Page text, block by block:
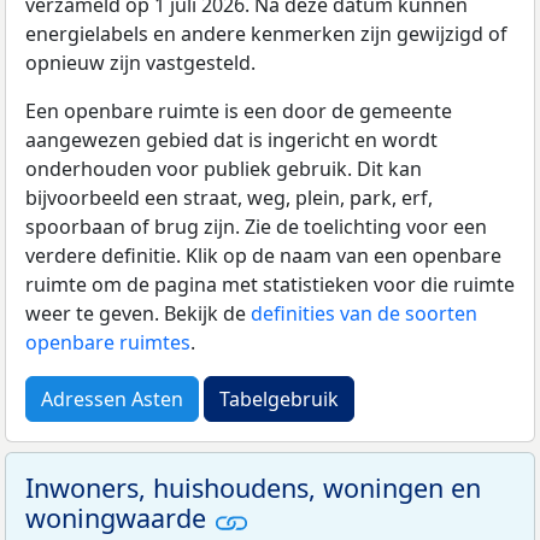
energielabels en andere kenmerken zijn gewijzigd of
opnieuw zijn vastgesteld.
Een openbare ruimte is een door de gemeente
aangewezen gebied dat is ingericht en wordt
onderhouden voor publiek gebruik. Dit kan
bijvoorbeeld een straat, weg, plein, park, erf,
spoorbaan of brug zijn. Zie de toelichting voor een
verdere definitie. Klik op de naam van een openbare
ruimte om de pagina met statistieken voor die ruimte
weer te geven. Bekijk dedefinities van de soorten
openbare ruimtes.
Adressen Asten Tabelgebruik
Inwoners, huishoudens, woningen en
woningwaarde